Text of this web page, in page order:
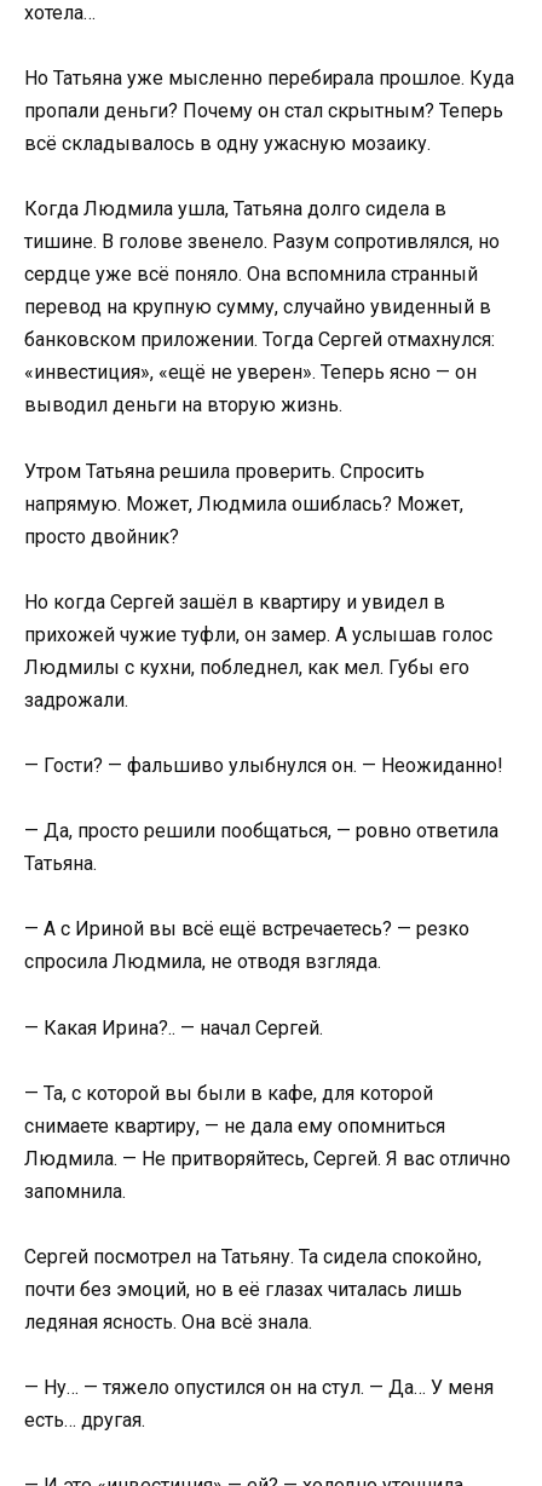
хотела…
Но Татьяна уже мысленно перебирала прошлое. Куда
пропали деньги? Почему он стал скрытным? Теперь
всё складывалось в одну ужасную мозаику.
Когда Людмила ушла, Татьяна долго сидела в
тишине. В голове звенело. Разум сопротивлялся, но
сердце уже всё поняло. Она вспомнила странный
перевод на крупную сумму, случайно увиденный в
банковском приложении. Тогда Сергей отмахнулся:
«инвестиция», «ещё не уверен». Теперь ясно — он
выводил деньги на вторую жизнь.
Утром Татьяна решила проверить. Спросить
напрямую. Может, Людмила ошиблась? Может,
просто двойник?
Но когда Сергей зашёл в квартиру и увидел в
прихожей чужие туфли, он замер. А услышав голос
Людмилы с кухни, побледнел, как мел. Губы его
задрожали.
— Гости? — фальшиво улыбнулся он. — Неожиданно!
— Да, просто решили пообщаться, — ровно ответила
Татьяна.
— А с Ириной вы всё ещё встречаетесь? — резко
спросила Людмила, не отводя взгляда.
— Какая Ирина?.. — начал Сергей.
— Та, с которой вы были в кафе, для которой
снимаете квартиру, — не дала ему опомниться
Людмила. — Не притворяйтесь, Сергей. Я вас отлично
запомнила.
Сергей посмотрел на Татьяну. Та сидела спокойно,
почти без эмоций, но в её глазах читалась лишь
ледяная ясность. Она всё знала.
— Ну… — тяжело опустился он на стул. — Да… У меня
есть… другая.